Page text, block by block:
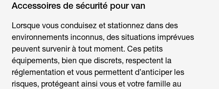
Accessoires de sécurité pour van
Lorsque vous conduisez et stationnez dans des
environnements inconnus, des situations imprévues
peuvent survenir à tout moment. Ces petits
équipements, bien que discrets, respectent la
réglementation et vous permettent d’anticiper les
risques, protégeant ainsi vous et votre famille au